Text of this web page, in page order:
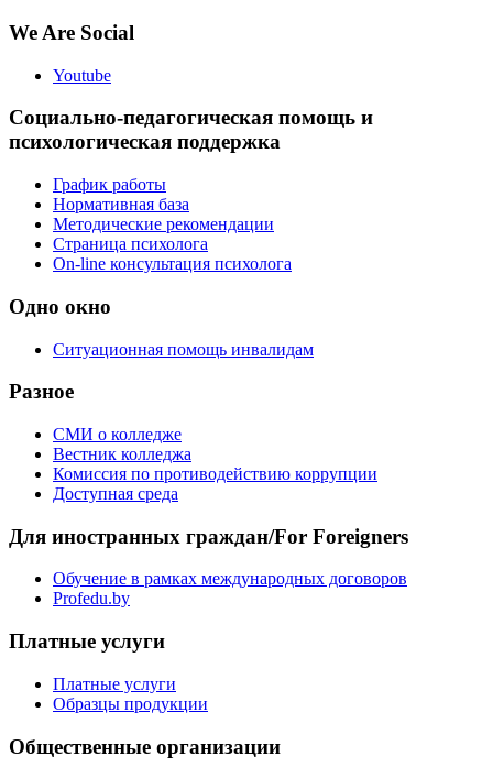
We Are Social
Youtube
Социально-педагогическая помощь и
психологическая поддержка
График работы
Нормативная база
Методические рекомендации
Страница психолога
On-line консультация психолога
Одно окно
Ситуационная помощь инвалидам
Разное
СМИ о колледже
Вестник колледжа
Комиссия по противодействию коррупции
Доступная среда
Для иностранных граждан/For Foreigners
Обучение в рамках международных договоров
Profedu.by
Платные услуги
Платные услуги
Образцы продукции
Общественные организации